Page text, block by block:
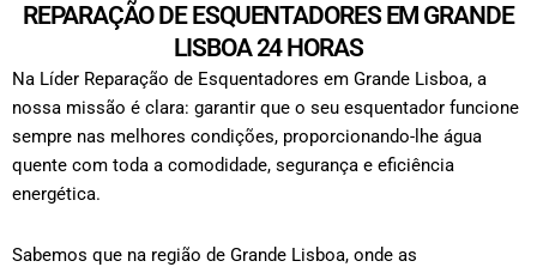
REPARAÇÃO DE ESQUENTADORES EM GRANDE
LISBOA 24 HORAS
Na Líder Reparação de Esquentadores em Grande Lisboa, a
nossa missão é clara: garantir que o seu esquentador funcione
sempre nas melhores condições, proporcionando-lhe água
quente com toda a comodidade, segurança e eficiência
energética.
Sabemos que na região de Grande Lisboa, onde as